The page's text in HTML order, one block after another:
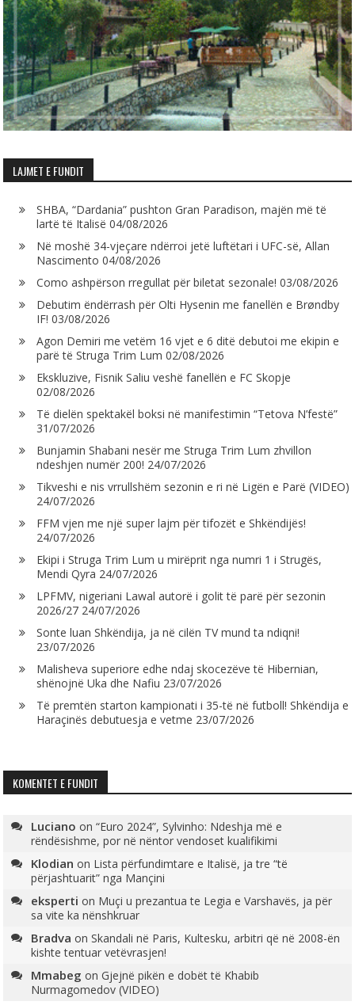
LAJMET E FUNDIT
SHBA, “Dardania” pushton Gran Paradison, majën më të
lartë të Italisë 04/08/2026
Në moshë 34-vjeçare ndërroi jetë luftëtari i UFC-së, Allan
Nascimento 04/08/2026
Como ashpërson rregullat për biletat sezonale! 03/08/2026
Debutim ëndërrash për Olti Hysenin me fanellën e Brøndby
IF! 03/08/2026
Agon Demiri me vetëm 16 vjet e 6 ditë debutoi me ekipin e
parë të Struga Trim Lum 02/08/2026
Ekskluzive, Fisnik Saliu veshë fanellën e FC Skopje
02/08/2026
Të dielën spektakël boksi në manifestimin “Tetova N’festë”
31/07/2026
Bunjamin Shabani nesër me Struga Trim Lum zhvillon
ndeshjen numër 200! 24/07/2026
Tikveshi e nis vrrullshëm sezonin e ri në Ligën e Parë (VIDEO)
24/07/2026
FFM vjen me një super lajm për tifozët e Shkëndijës!
24/07/2026
Ekipi i Struga Trim Lum u mirëprit nga numri 1 i Strugës,
Mendi Qyra 24/07/2026
LPFMV, nigeriani Lawal autorë i golit të parë për sezonin
2026/27 24/07/2026
Sonte luan Shkëndija, ja në cilën TV mund ta ndiqni!
23/07/2026
Malisheva superiore edhe ndaj skocezëve të Hibernian,
shënojnë Uka dhe Nafiu 23/07/2026
Të premtën starton kampionati i 35-të në futboll! Shkëndija e
Haraçinës debutuesja e vetme 23/07/2026
KOMENTET E FUNDIT
Luciano on“Euro 2024”, Sylvinho: Ndeshja më e
rëndësishme, por në nëntor vendoset kualifikimi
Klodian on Lista përfundimtare e Italisë, ja tre “të
përjashtuarit” nga Mançini
eksperti on Muçi u prezantua te Legia e Varshavës, ja për
sa vite ka nënshkruar
Bradva onSkandali në Paris, Kultesku, arbitri që në 2008-ën
kishte tentuar vetëvrasjen!
Mmabeg onGjejnë pikën e dobët të Khabib
Nurmagomedov (VIDEO)